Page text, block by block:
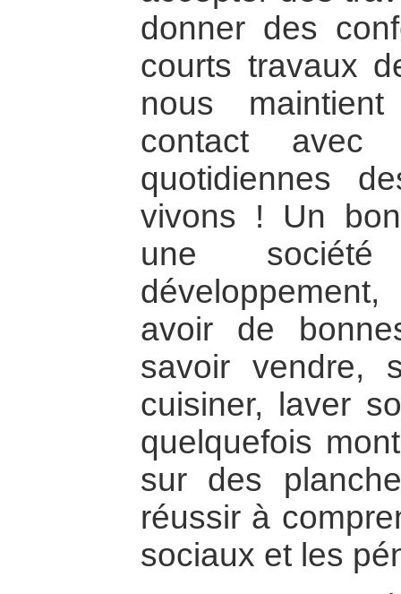
donner des
courts travaux
nous
contact avec
quotidiennes
vivons ! Un
une
avoir de
savoir vendre,
cuisiner, laver
quelquefois
sur des
réussir à
sociaux et les